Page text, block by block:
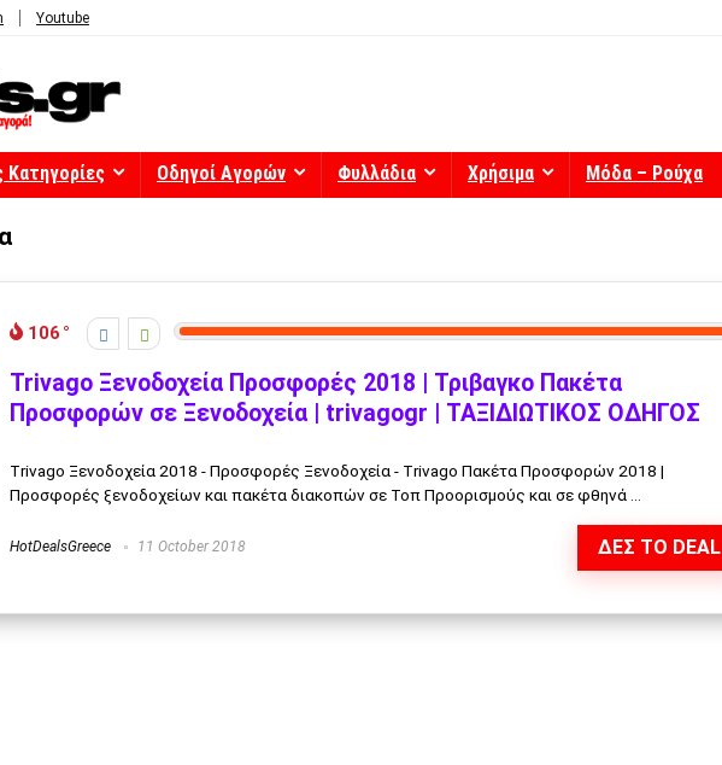
Youtube
Οδηγοί Αγορών Φυλλάδια Χρήσιμα Μόδα – Ρούχα
106
Trivago Ξενοδοχεία Προσφορές 2018 | Τριβαγκο Πακέτα
Προσφορών σε Ξενοδοχεία | trivagogr | ΤΑΞΙΔΙΩΤΙΚΟΣ ΟΔΗΓΟΣ
Trivago Ξενοδοχεία 2018 - Προσφορές Ξενοδοχεία - Trivago Πακέτα Προσφορών 2018 |
Προσφορές ξενοδοχείων και πακέτα διακοπών σε Τοπ Προορισμούς και σε φθηνά ...
HotDealsGreece 11 October 2018 ΔΕΣ ΤΟ DEAL